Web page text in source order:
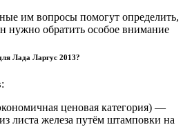
им вопросы помогут определить,
нужно обратить особое внимание
Лада Ларгус 2013?
ценовая категория) —
листа железа путём штамповки на